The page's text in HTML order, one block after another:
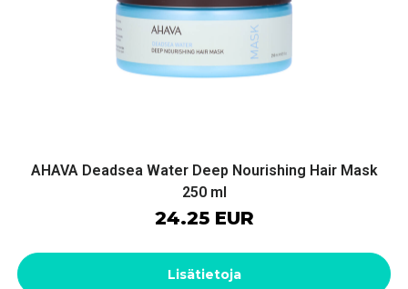
AHAVA Deadsea Water Deep Nourishing Hair Mask
250 ml
24.25 EUR
Lisätietoja